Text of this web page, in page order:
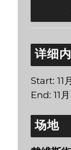
详细
Start: 11
End: 11
场地